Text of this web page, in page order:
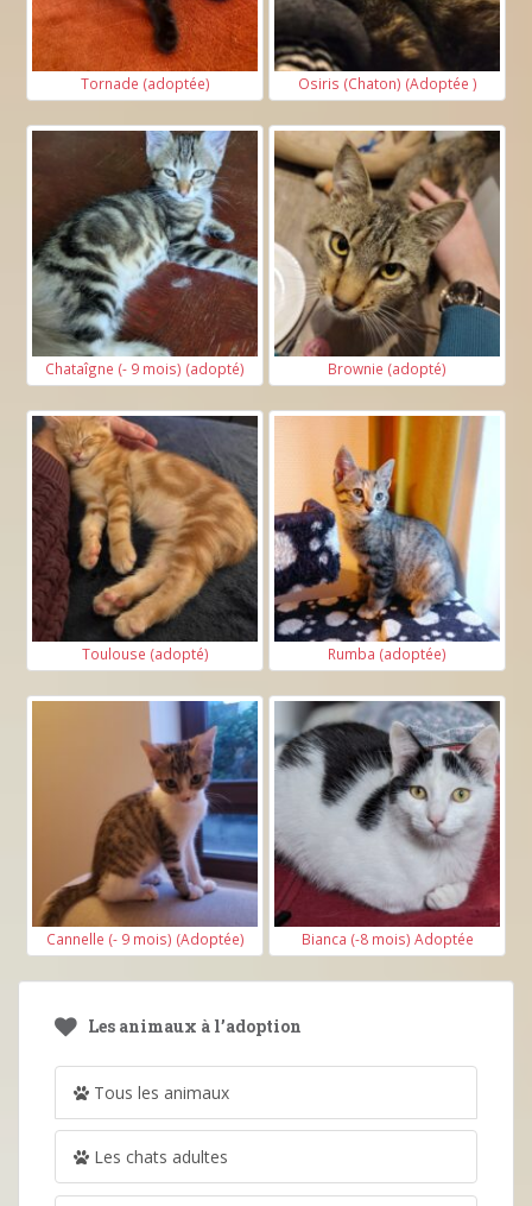
Tornade (adoptée) Osiris (Chaton) (Adoptée )
Chataîgne (- 9 mois) (adopté) Brownie (adopté)
Toulouse (adopté) Rumba (adoptée)
Cannelle (- 9 mois) (Adoptée) Bianca (-8 mois) Adoptée
Les animaux à l’adoption
Tous les animaux
Les chats adultes